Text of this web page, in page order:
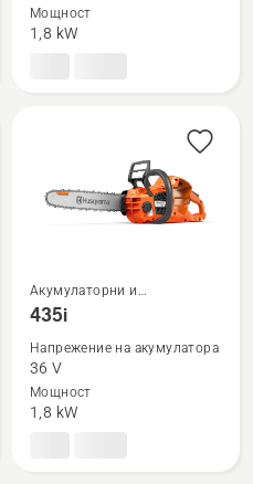
T542i
Мощност
1,8 kW
Вижте
повече
подробности
435i
Акумулаторни и
електрически верижни
триони
435i
Напрежение на акумулатора
36 V
Мощност
1,8 kW